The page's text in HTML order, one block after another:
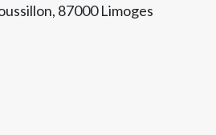
87000 Limoges